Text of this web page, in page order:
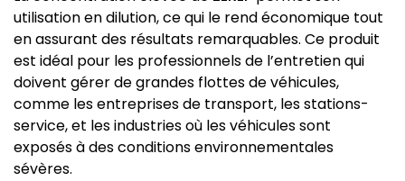
utilisation en dilution, ce qui le rend économique tout
en assurant des résultats remarquables. Ce produit
est idéal pour les professionnels de l’entretien qui
doivent gérer de grandes flottes de véhicules,
comme les entreprises de transport, les stations-
service, et les industries où les véhicules sont
exposés à des conditions environnementales
sévères.